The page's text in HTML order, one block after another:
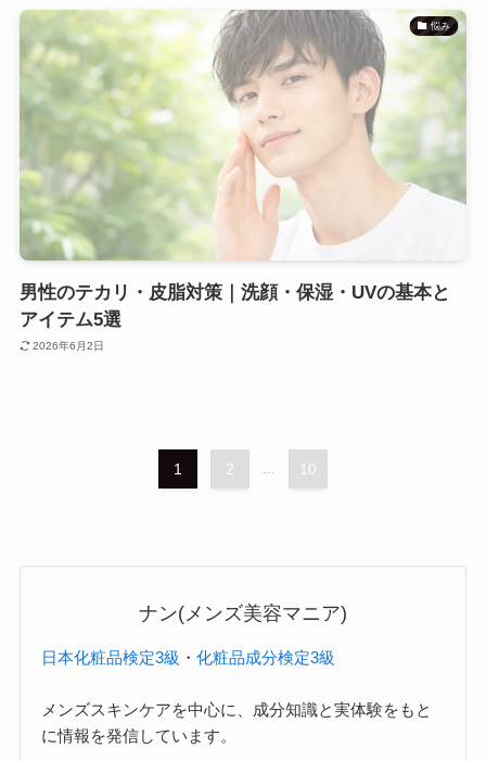
悩み
男性のテカリ・皮脂対策｜洗顔・保湿・UVの基本と
アイテム5選
2026年6月2日
1 2 ... 10
ナン(メンズ美容マニア)
日本化粧品検定3級 ・化粧品成分検定3級
メンズスキンケアを中心に、成分知識と実体験をもと
に情報を発信しています。